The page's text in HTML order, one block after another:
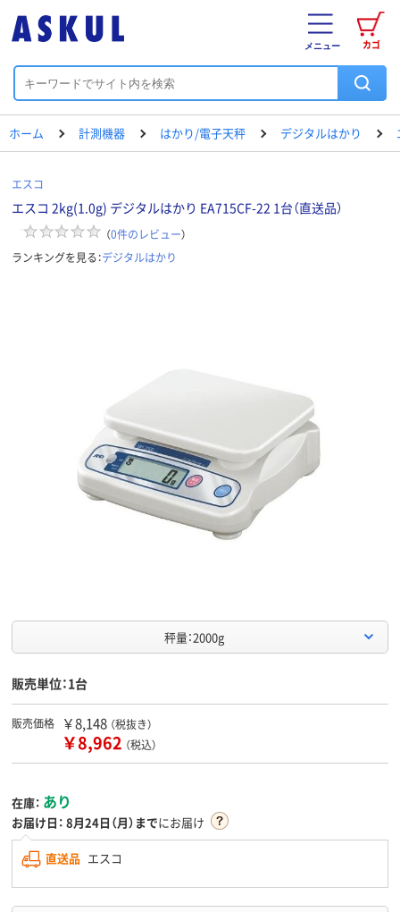
カゴ
メニュー
ホーム 計測機器 はかり/電子天秤 デジタルはかり
エスコ
エスコ 2kg(1.0g) デジタルはかり EA715CF-22 1台（直送品）
（0件のレビュー）
ランキングを見る：デジタルはかり
秤量：2000g
販売単位：1台
販売価格 ￥8,148 （税抜き）
￥8,962 （税込）
在庫： あり
お届け日： 8月24日（月）までにお届け
直送品 エスコ